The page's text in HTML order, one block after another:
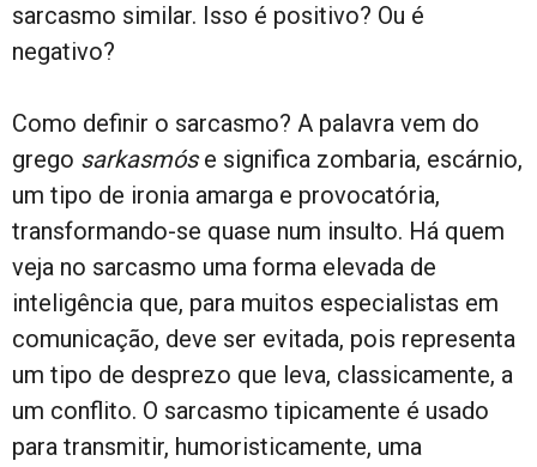
sarcasmo similar. Isso é positivo? Ou é
negativo?
Como definir o sarcasmo? A palavra vem do
grego sarkasmóse significa zombaria, escárnio,
um tipo de ironia amarga e provocatória,
transformando-se quase num insulto. Há quem
veja no sarcasmo uma forma elevada de
inteligência que, para muitos especialistas em
comunicação, deve ser evitada, pois representa
um tipo de desprezo que leva, classicamente, a
um conflito. O sarcasmo tipicamente é usado
para transmitir, humoristicamente, uma